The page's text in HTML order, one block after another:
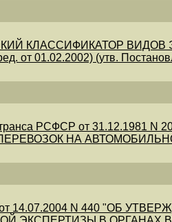
КЛАССИФИКАТОР ВИДОВ
от 01.02.2002) (утв.
РСФСР от 31.12.1981
НА
14.07.2004 N 440 "ОБ